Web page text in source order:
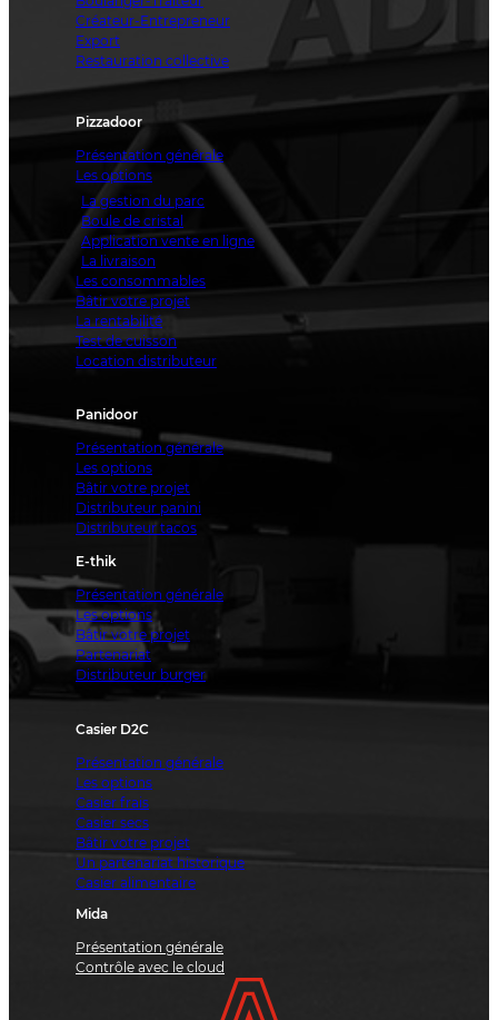
Créateur-Entrepreneur
Export
Restauration collective
Pizzadoor
Présentation générale
Les options
La gestion du parc
Boule de cristal
Application vente en ligne
La livraison
Les consommables
Bâtir votre projet
La rentabilité
Test de cuisson
Location distributeur
Panidoor
Présentation générale
Les options
Bâtir votre projet
Distributeur panini
Distributeur tacos
E-thik
Présentation générale
Les options
Bâtir votre projet
Partenariat
Distributeur burger
Casier D2C
Présentation générale
Les options
Casier frais
Casier secs
Bâtir votre projet
Un partenariat historique
Casier alimentaire
Mida
Présentation générale
Contrôle avec le cloud